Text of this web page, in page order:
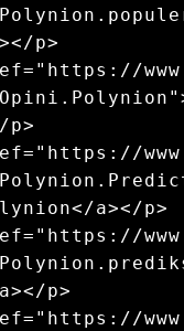
p>
p>
a></p>
p>